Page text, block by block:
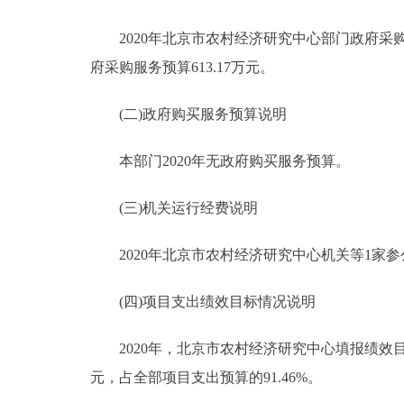
2020年北京市农村经济研究中心部门政府采购
府采购服务预算613.17万元。
(二)政府购买服务预算说明
本部门2020年无政府购买服务预算。
(三)机关运行经费说明
2020年北京市农村经济研究中心机关等1家参
(四)项目支出绩效目标情况说明
2020年，北京市农村经济研究中心填报绩效目
元，占全部项目支出预算的91.46%。